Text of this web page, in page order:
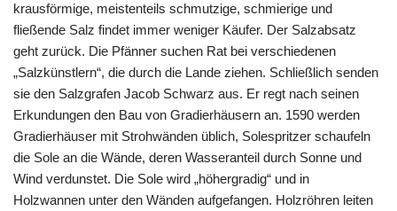
krausförmige, meistenteils schmutzige, schmierige und
fließende Salz findet immer weniger Käufer. Der Salzabsatz
geht zurück. Die Pfänner suchen Rat bei verschiedenen
„Salzkünstlern“, die durch die Lande ziehen. Schließlich senden
sie den Salzgrafen Jacob Schwarz aus. Er regt nach seinen
Erkundungen den Bau von Gradierhäusern an. 1590 werden
Gradierhäuser mit Strohwänden üblich, Solespritzer schaufeln
die Sole an die Wände, deren Wasseranteil durch Sonne und
Wind verdunstet. Die Sole wird „höhergradig“ und in
Holzwannen unter den Wänden aufgefangen. Holzröhren leiten